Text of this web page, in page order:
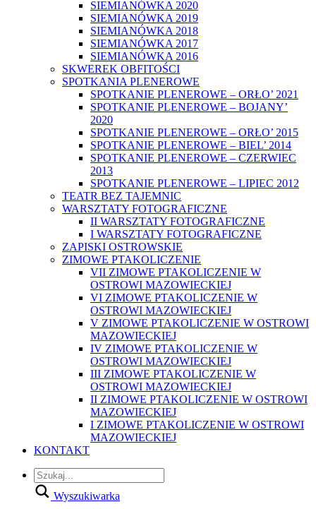
SIEMIANÓWKA 2020
SIEMIANÓWKA 2019
SIEMIANÓWKA 2018
SIEMIANÓWKA 2017
SIEMIANÓWKA 2016
SKWEREK OBFITOŚCI
SPOTKANIA PLENEROWE
SPOTKANIE PLENEROWE – ORŁO’ 2021
SPOTKANIE PLENEROWE – BOJANY’
2020
SPOTKANIE PLENEROWE – ORŁO’ 2015
SPOTKANIE PLENEROWE – BIEL’ 2014
SPOTKANIE PLENEROWE – CZERWIEC
2013
SPOTKANIE PLENEROWE – LIPIEC 2012
TEATR BEZ TAJEMNIC
WARSZTATY FOTOGRAFICZNE
II WARSZTATY FOTOGRAFICZNE
I WARSZTATY FOTOGRAFICZNE
ZAPISKI OSTROWSKIE
ZIMOWE PTAKOLICZENIE
VII ZIMOWE PTAKOLICZENIE W
OSTROWI MAZOWIECKIEJ
VI ZIMOWE PTAKOLICZENIE W
OSTROWI MAZOWIECKIEJ
V ZIMOWE PTAKOLICZENIE W OSTROWI
MAZOWIECKIEJ
IV ZIMOWE PTAKOLICZENIE W
OSTROWI MAZOWIECKIEJ
III ZIMOWE PTAKOLICZENIE W
OSTROWI MAZOWIECKIEJ
II ZIMOWE PTAKOLICZENIE W OSTROWI
MAZOWIECKIEJ
I ZIMOWE PTAKOLICZENIE W OSTROWI
MAZOWIECKIEJ
KONTAKT
Wyszukiwarka